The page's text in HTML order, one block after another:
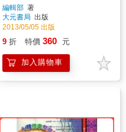
編輯部 著
大元書局 出版
2013/05/05 出版
9 折 特價 360 元
加入購物車